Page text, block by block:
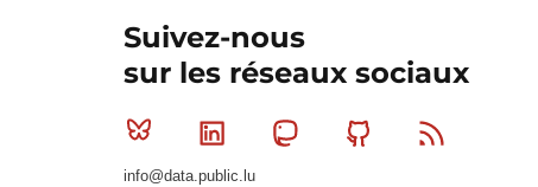
Suivez-nous
sur les réseaux sociaux
Bluesky Linkedin MastodonGithub
info@data.public.lu